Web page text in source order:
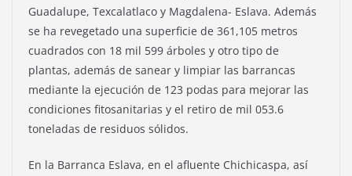
Guadalupe, Texcalatlaco y Magdalena- Eslava. Además
se ha revegetado una superficie de 361,105 metros
cuadrados con 18 mil 599 árboles y otro tipo de
plantas, además de sanear y limpiar las barrancas
mediante la ejecución de 123 podas para mejorar las
condiciones fitosanitarias y el retiro de mil 053.6
toneladas de residuos sólidos.
En la Barranca Eslava, en el afluente Chichicaspa, así